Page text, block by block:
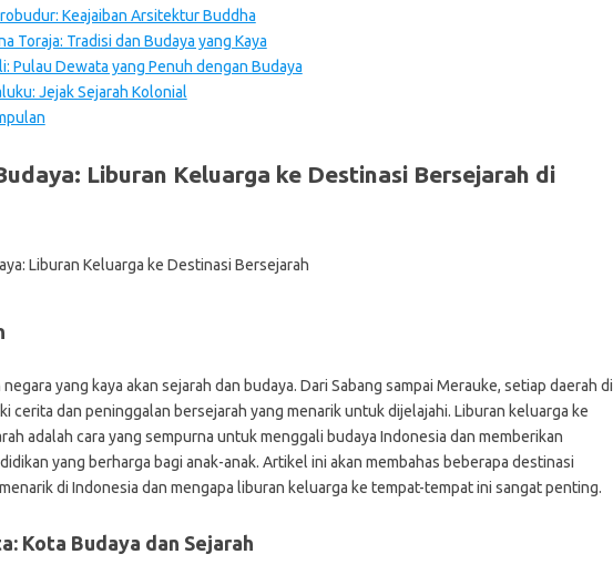
Keajaiban Arsitektur Buddha
Toraja: Tradisi dan Budaya yang Kaya
Pulau Dewata yang Penuh dengan Budaya
Jejak Sejarah Kolonial
Liburan Keluarga ke Destinasi Bersejarah di
yang kaya akan sejarah dan budaya. Dari Sabang sampai Merauke, setiap daerah di
cerita dan peninggalan bersejarah yang menarik untuk dijelajahi. Liburan keluarga ke
adalah cara yang sempurna untuk menggali budaya Indonesia dan memberikan
yang berharga bagi anak-anak. Artikel ini akan membahas beberapa destinasi
di Indonesia dan mengapa liburan keluarga ke tempat-tempat ini sangat penting.
Kota Budaya dan Sejarah